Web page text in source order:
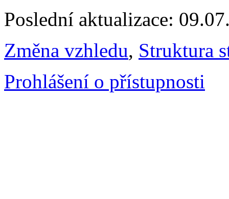
Poslední aktualizace:
Změna vzhledu, Struktura
Prohlášení o přístupnosti